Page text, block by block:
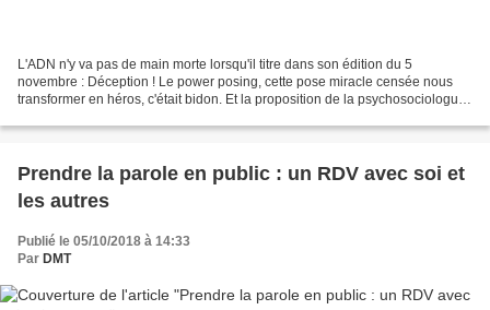
L'ADN n'y va pas de main morte lorsqu'il titre dans son édition du 5
novembre : Déception ! Le power posing, cette pose miracle censée nous
transformer en héros, c'était bidon. Et la proposition de la psychosociologue
Prendre la parole en public : un RDV avec soi et
les autres
Publié le 05/10/2018 à 14:33
Par DMT